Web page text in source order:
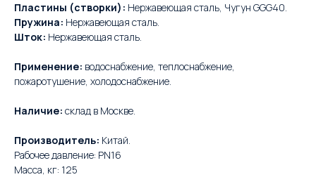
Пластины (створки): Нержавеющая сталь, Чугун GGG40.
Пружина: Нержавеющая сталь.
Шток: Нержавеющая сталь.
Применение: водоснабжение, теплоснабжение,
пожаротушение, холодоснабжение.
Наличие: склад в Москве.
Производитель: Китай.
Рабочее давление: PN16
Масса, кг: 125